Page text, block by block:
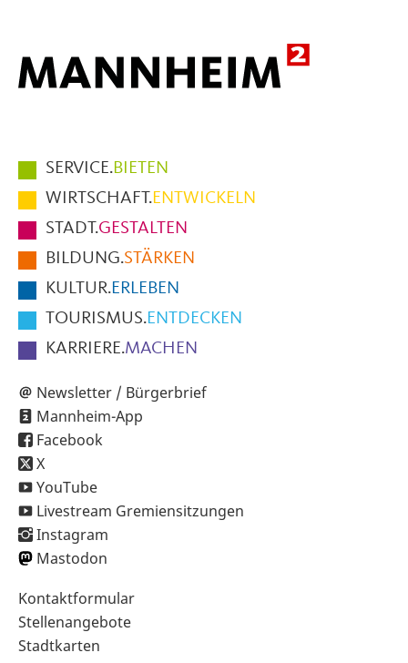
Hauptmenüpunkte
im
Fußbereich
der
Seite
SERVICE.BIETEN
WIRTSCHAFT.ENTWICKELN
STADT.GESTALTEN
BILDUNG.STÄRKEN
KULTUR.ERLEBEN
TOURISMUS.ENTDECKEN
KARRIERE.MACHEN
Newsletter / Bürgerbrief
Mannheim-App
Facebook
X
YouTube
Livestream Gremiensitzungen
Instagram
Mastodon
Sekundärnavigation
im
Fußbereich
Kontaktformular
Stellenangebote
Stadtkarten